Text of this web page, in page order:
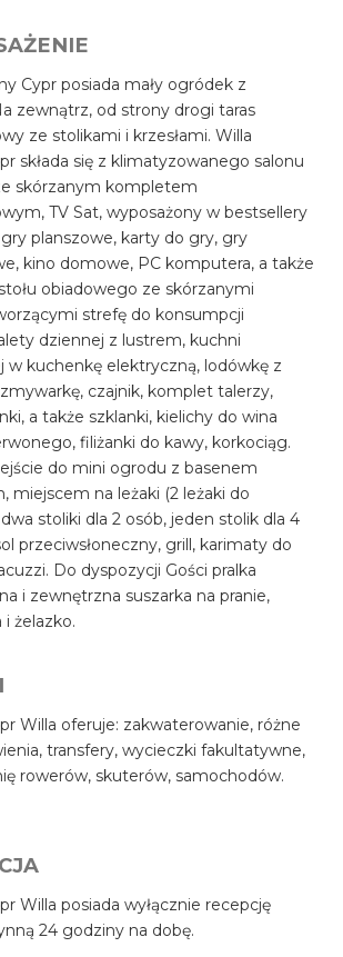
Cypr posiada mały ogródek z
zewnątrz, od strony drogi taras
ze stolikami i krzesłami. Willa
składa się z klimatyzowanego salonu
skórzanym kompletem
TV Sat, wyposażony w bestsellery
planszowe, karty do gry, gry
kino domowe, PC komputera, a także
obiadowego ze skórzanymi
strefę do konsumpcji
dziennej z lustrem, kuchni
w kuchenkę elektryczną, lodówkę z
czajnik, komplet talerzy,
a także szklanki, kielichy do wina
filiżanki do kawy, korkociąg.
do mini ogrodu z basenem
miejscem na leżaki (2 leżaki do
stoliki dla 2 osób, jeden stolik dla 4
przeciwsłoneczny, grill, karimaty do
Do dyspozycji Gości pralka
i zewnętrzna suszarka na pranie,
i żelazko.
Willa oferuje: zakwaterowanie, różne
transfery, wycieczki fakultatywne,
rowerów, skuterów, samochodów.
Willa posiada wyłącznie recepcję
24 godziny na dobę.